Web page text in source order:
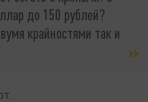
до 150 рублей?
крайностями так и